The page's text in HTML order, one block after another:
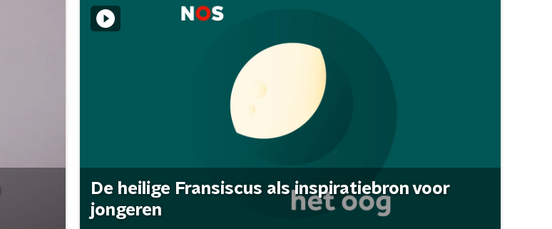
De heilige Fransiscus als inspiratiebron voor
jongeren